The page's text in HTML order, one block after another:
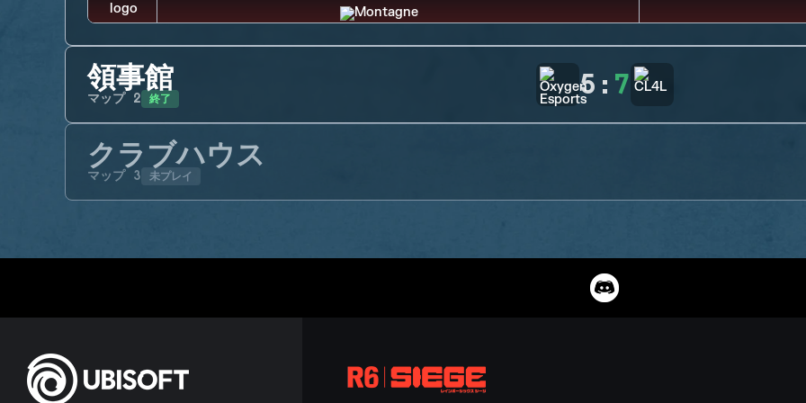
領事館
マップ 2 終了 5 : 7
クラブハウス
マップ 3 未プレイ